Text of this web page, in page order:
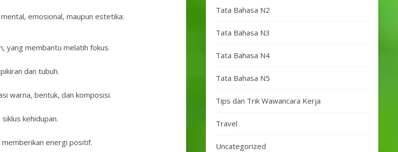
emosional, maupun estetika:
yang membantu melatih fokus.
dan tubuh.
warna, bentuk, dan komposisi.
kehidupan.
energi positif.
Tata Bahasa N2
Tata Bahasa N3
Tata Bahasa N4
Tata Bahasa N5
Tips dan Trik Wawancara Kerja
Travel
Uncategorized